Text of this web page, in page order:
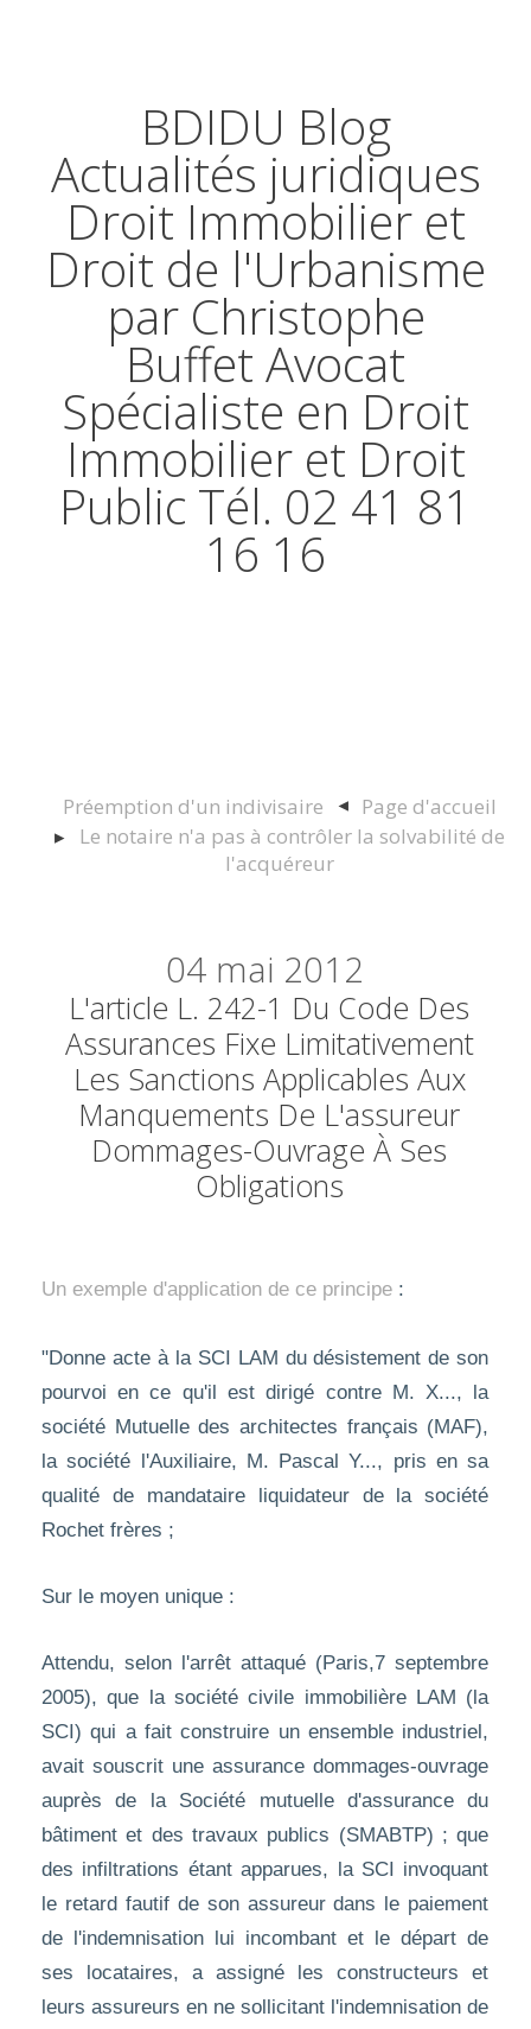
BDIDU Blog
Actualités juridiques
Droit Immobilier et
Droit de l'Urbanisme
par Christophe
Buffet Avocat
Spécialiste en Droit
Immobilier et Droit
Public Tél. 02 41 81
16 16
Préemption d'un indivisaire
Page d'accueil
Le notaire n'a pas à contrôler la solvabilité de
l'acquéreur
04 mai 2012
L'article L. 242-1 Du Code Des
Assurances Fixe Limitativement
Les Sanctions Applicables Aux
Manquements De L'assureur
Dommages-Ouvrage À Ses
Obligations
Un exemple d'application de ce principe:
"Donne acte à la SCI LAM du désistement de son
pourvoi en ce qu'il est dirigé contre M. X..., la
société Mutuelle des architectes français (MAF),
la société l'Auxiliaire, M. Pascal Y..., pris en sa
qualité de mandataire liquidateur de la société
Rochet frères ;
Sur le moyen unique :
Attendu, selon l'arrêt attaqué (Paris,7 septembre
2005), que la société civile immobilière LAM (la
SCI) qui a fait construire un ensemble industriel,
avait souscrit une assurance dommages-ouvrage
auprès de la Société mutuelle d'assurance du
bâtiment et des travaux publics (SMABTP) ; que
des infiltrations étant apparues, la SCI invoquant
le retard fautif de son assureur dans le paiement
de l'indemnisation lui incombant et le départ de
ses locataires, a assigné les constructeurs et
leurs assureurs en ne sollicitant l'indemnisation de